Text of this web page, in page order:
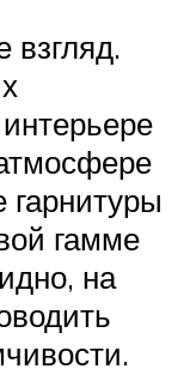
взгляд.
гарнитуры
гамме
на